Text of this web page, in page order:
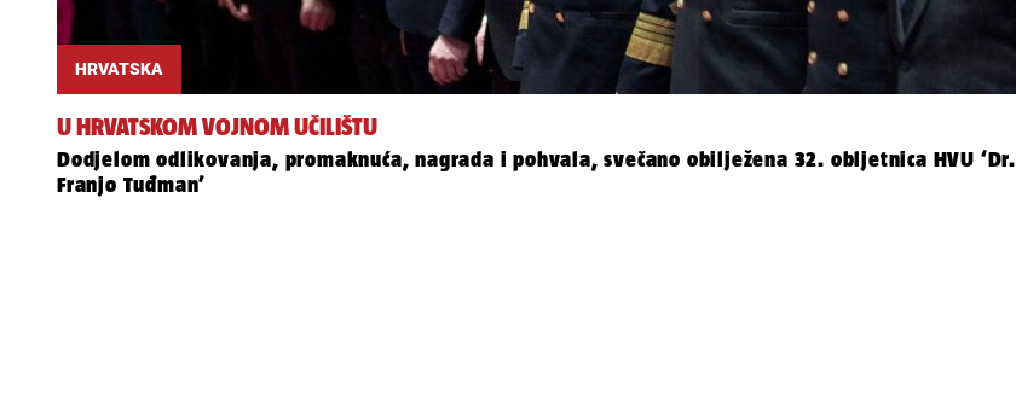
HRVATSKA
U HRVATSKOM VOJNOM UČILIŠTU
Dodjelom odlikovanja, promaknuća, nagrada i pohvala, svečano obilježena 32. obljetnica HVU ‘Dr.
Franjo Tuđman’